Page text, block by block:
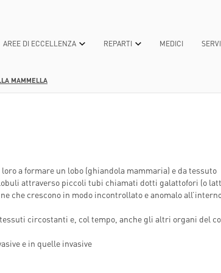
DONA ORA
AREE DI ECCELLENZA
TECNOLOGIE PER LA CURA
DICONO DI
RASSEGNA
REPARTI
E MININVASIVA-
MEDICINA GENERALE E
MEDICINA NUCLEARE
OCULISTICA
ONCOLOGIA
ORTOPEDIA E
MEDICI
PATOLOGIE MEDICHE
PERCORSI DI CURA E CASE MANAGER
INFERMIERISTICI
POLIAMBULANZA PET FRIENDLY
IGIENE - NORME E BUONE PRATICHE
DEL FARMACO PER PAZIENTI
UNIVERSITÀ
LAUREA IN “INNOVATIONS IN
MASTER E CORSI DI
CENTRO DI RICERCA EUGENIA MENNI
CHI SIAMO
COSA FACCIAMO
MAMMELLA
a formare un lobo (ghiandola mammaria) e da tessuto
attraverso piccoli tubi chiamati dotti galattofori (o
che crescono in modo incontrollato e anomalo
circostanti e, col tempo, anche gli altri organi del
e in quelle invasive